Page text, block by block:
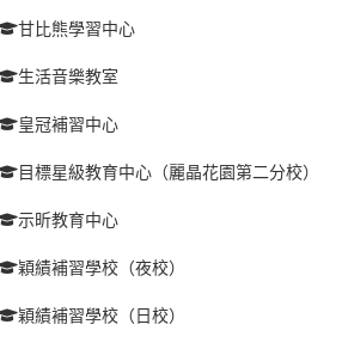
甘比熊學習中心
生活音樂教室
皇冠補習中心
目標星級教育中心（麗晶花園第二分校）
示昕教育中心
穎績補習學校（夜校）
穎績補習學校（日校）